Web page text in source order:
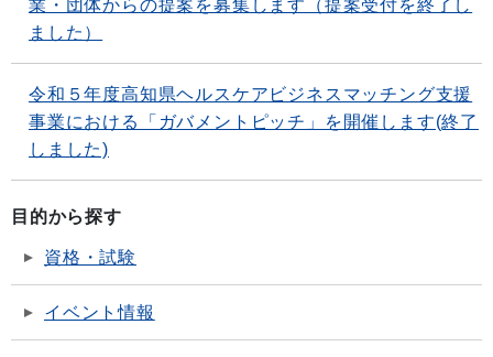
業・団体からの提案を募集します（提案受付を終了し
ました）
令和５年度高知県ヘルスケアビジネスマッチング支援
事業における「ガバメントピッチ」を開催します(終了
しました)
目的から探す
資格・試験
イベント情報